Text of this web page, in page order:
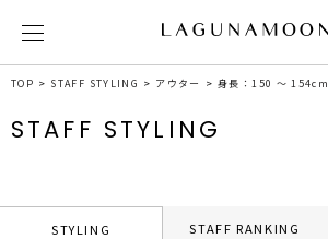
TOP STAFF STYLING アウター 身長：150 ～ 154cm
STAFF STYLING
STYLING STAFF RANKING